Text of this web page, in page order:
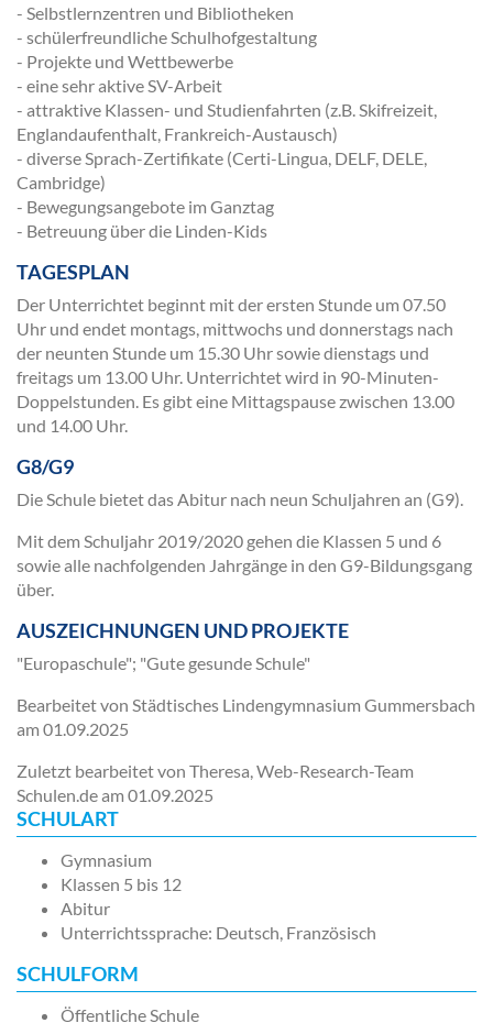
- Selbstlernzentren und Bibliotheken
- schülerfreundliche Schulhofgestaltung
- Projekte und Wettbewerbe
- eine sehr aktive SV-Arbeit
- attraktive Klassen- und Studienfahrten (z.B. Skifreizeit,
Englandaufenthalt, Frankreich-Austausch)
- diverse Sprach-Zertifikate (Certi-Lingua, DELF, DELE,
Cambridge)
- Bewegungsangebote im Ganztag
- Betreuung über die Linden-Kids
TAGESPLAN
Der Unterrichtet beginnt mit der ersten Stunde um 07.50
Uhr und endet montags, mittwochs und donnerstags nach
der neunten Stunde um 15.30 Uhr sowie dienstags und
freitags um 13.00 Uhr. Unterrichtet wird in 90-Minuten-
Doppelstunden. Es gibt eine Mittagspause zwischen 13.00
und 14.00 Uhr.
G8/G9
Die Schule bietet das Abitur nach neun Schuljahren an (G9).
Mit dem Schuljahr 2019/2020 gehen die Klassen 5 und 6
sowie alle nachfolgenden Jahrgänge in den G9-Bildungsgang
über.
AUSZEICHNUNGEN UND PROJEKTE
"Europaschule"; "Gute gesunde Schule"
Bearbeitet von Städtisches Lindengymnasium Gummersbach
am 01.09.2025
Zuletzt bearbeitet von Theresa, Web-Research-Team
Schulen.de am 01.09.2025
SCHULART
Gymnasium
Klassen 5 bis 12
Abitur
Unterrichtssprache: Deutsch, Französisch
SCHULFORM
Öffentliche Schule